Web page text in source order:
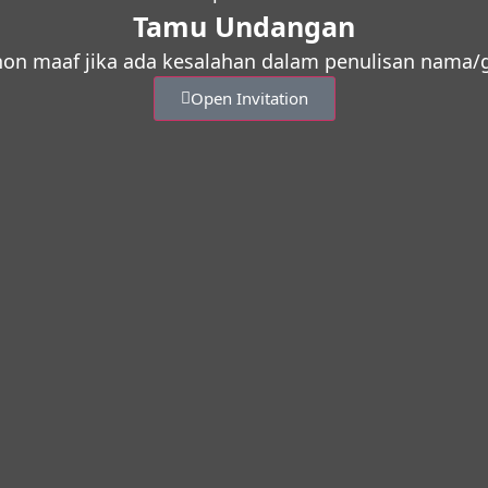
Tamu Undangan
maaf jika ada kesalahan dalam penulisan nama/
Open Invitation